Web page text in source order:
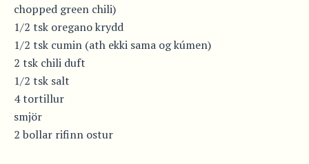
chopped green chili)
1/2 tsk oregano krydd
1/2 tsk cumin (ath ekki sama og kúmen)
2 tsk chili duft
1/2 tsk salt
4 tortillur
smjör
2 bollar rifinn ostur